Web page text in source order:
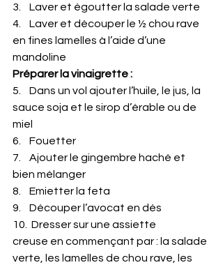
3.    Laver et égoutter la salade verte
4.    Laver et découper le ½ chou rave
en fines lamelles à l’aide d’une
mandoline
Préparer la vinaigrette :
5.    Dans un vol ajouter l’huile, le jus, la
sauce soja et le sirop d’érable ou de
miel
6.    Fouetter
7.    Ajouter le gingembre haché et
bien mélanger
8.    Emietter la feta
9.    Découper l’avocat en dés
10.  Dresser sur une assiette
creuse en commençant par : la salade
verte, les lamelles de chou rave, les